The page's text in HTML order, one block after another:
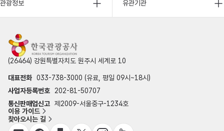
관광정보 유관기관
(26464) 강원특별자치도 원주시 세계로 10
대표전화 033-738-3000 (유료, 평일 09시~18시)
사업자등록번호
202-81-50707
통신판매업신고 제2009-서울중구-1234호
이용 가이드
찾아오시는 길